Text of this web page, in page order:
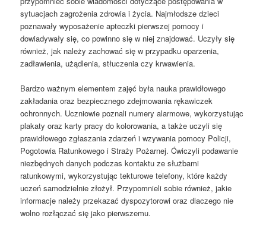
sytuacjach zagrożenia zdrowia i życia. Najmłodsze dzieci
poznawały wyposażenie apteczki pierwszej pomocy i
dowiadywały się, co powinno się w niej znajdować. Uczyły się
również, jak należy zachować się w przypadku oparzenia,
zadławienia, użądlenia, stłuczenia czy krwawienia.
Bardzo ważnym elementem zajęć była nauka prawidłowego
zakładania oraz bezpiecznego zdejmowania rękawiczek
ochronnych. Uczniowie poznali numery alarmowe, wykorzystując
plakaty oraz karty pracy do kolorowania, a także uczyli się
prawidłowego zgłaszania zdarzeń i wzywania pomocy Policji,
Pogotowia Ratunkowego i Straży Pożarnej. Ćwiczyli podawanie
niezbędnych danych podczas kontaktu ze służbami
ratunkowymi, wykorzystując tekturowe telefony, które każdy
uczeń samodzielnie złożył. Przypomnieli sobie również, jakie
informacje należy przekazać dyspozytorowi oraz dlaczego nie
wolno rozłączać się jako pierwszemu.